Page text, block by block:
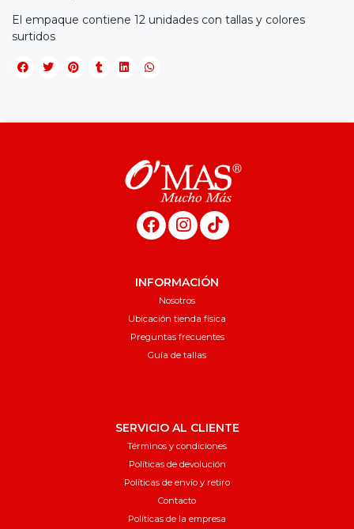
El empaque contiene 12 unidades con tallas y colores
surtidos
INFORMACIÓN
Nosotros
Ubicación tienda física
Preguntas frecuentes
Guía de tallas
SERVICIO AL CLIENTE
Términos y condiciones
Políticas de devolución
Políticas de envío y retiro
Contacto
Políticas de la empresa